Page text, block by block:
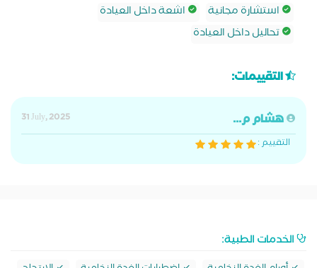
استشارة مجانية
اشعة داخل العيادة
تحاليل داخل العيادة
التقييمات:
هشام م...
31 July, 2025
التقييم :
الخدمات الطبية: